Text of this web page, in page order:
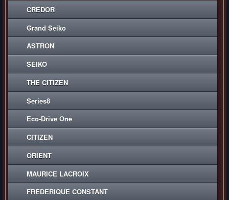
CREDOR
Grand Seiko
ASTRON
SEIKO
THE CITIZEN
Series8
Eco-Drive One
CITIZEN
ORIENT
MAURICE LACROIX
FREDERIQUE CONSTANT